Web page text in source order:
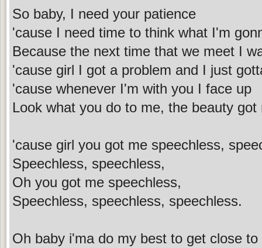
So baby, I need your patience
'cause I need time to think what I'm
Because the next time that we meet I
'cause girl I got a problem and I just
'cause whenever I'm with you I face up
Look what you do to me, the beauty got
'cause girl you got me speechless,
Speechless, speechless,
Oh you got me speechless,
Speechless, speechless, speechless.
Oh baby i'ma do my best to get close to